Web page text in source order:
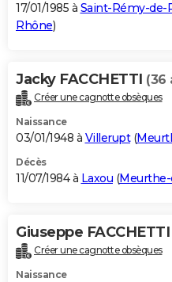
17/01/1985 à Saint-Rémy-de-
Rhône)
Jacky FACCHETTI (36
Créer une cagnotte obsèques
Naissance
03/01/1948 à Villerupt(
Décès
11/07/1984 à Laxou (
Giuseppe FACCHETTI
Créer une cagnotte obsèques
Naissance